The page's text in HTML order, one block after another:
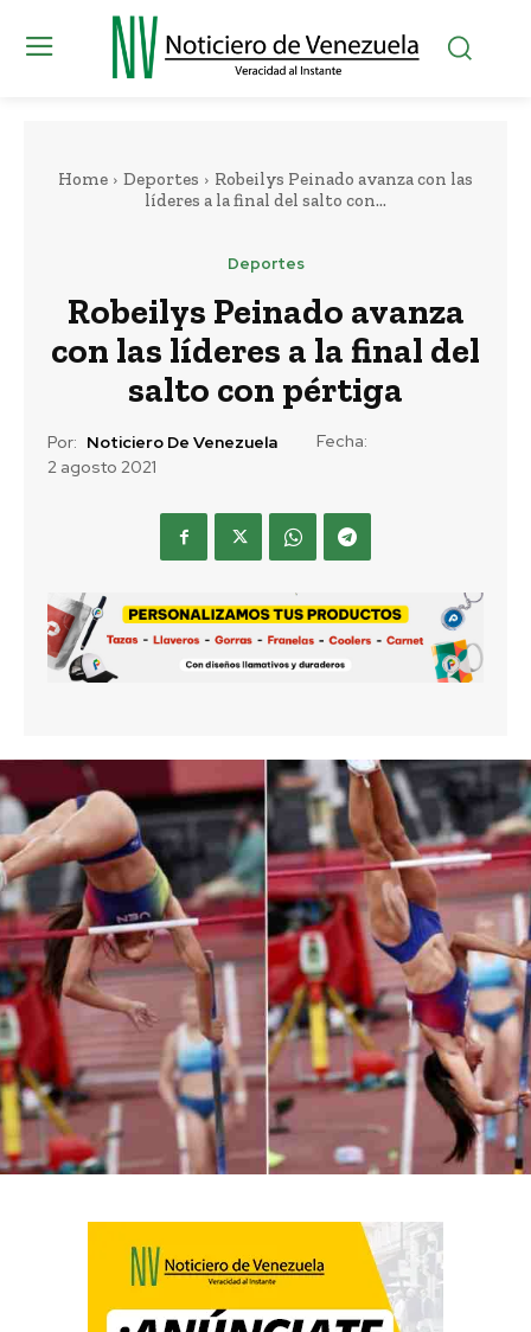
Home Deportes
Robeilys Peinado avanza con las
líderes a la final del salto con...
Deportes
Robeilys Peinado avanza
con las líderes a la final del
salto con pértiga
Por: Noticiero De Venezuela
Fecha:
2 agosto 2021